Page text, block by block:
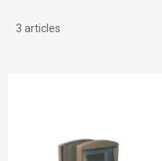
3 articles